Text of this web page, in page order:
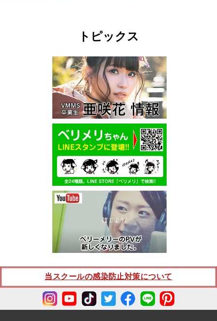
トピックス
当スクールの感染防止対策について